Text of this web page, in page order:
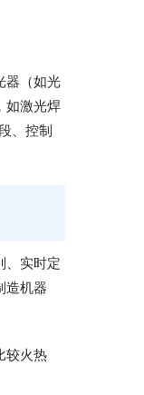
器（如光
如激光焊
、控制
、实时定
造机器
较火热